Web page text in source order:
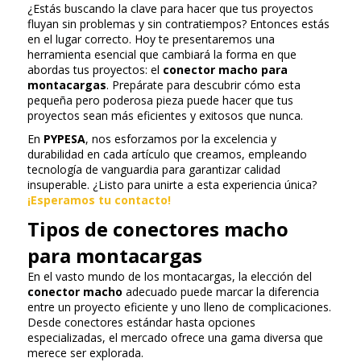
¿Estás buscando la clave para hacer que tus proyectos
fluyan sin problemas y sin contratiempos? Entonces estás
en el lugar correcto. Hoy te presentaremos una
herramienta esencial que cambiará la forma en que
abordas tus proyectos: el conector macho para
montacargas. Prepárate para descubrir cómo esta
pequeña pero poderosa pieza puede hacer que tus
proyectos sean más eficientes y exitosos que nunca.
En PYPESA, nos esforzamos por la excelencia y
durabilidad en cada artículo que creamos, empleando
tecnología de vanguardia para garantizar calidad
insuperable. ¿Listo para unirte a esta experiencia única?
¡Esperamos tu contacto!
Tipos de conectores macho
para montacargas
En el vasto mundo de los montacargas, la elección del
conector macho adecuado puede marcar la diferencia
entre un proyecto eficiente y uno lleno de complicaciones.
Desde conectores estándar hasta opciones
especializadas, el mercado ofrece una gama diversa que
merece ser explorada.